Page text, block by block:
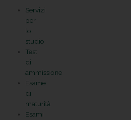
contenuto
Servizi
per
lo
studio
Test
di
ammissione
Esame
di
maturità
Esami